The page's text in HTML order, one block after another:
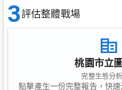
3評估整體戰場
桃園市立
完整生態分
點擊產生一份完整報告，快